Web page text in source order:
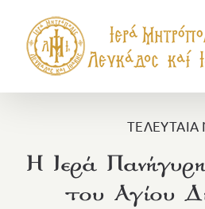
περιεχόμενο
ΤΕΛΕΥΤΑΙΑ
Η Ιερά
του Αγίου